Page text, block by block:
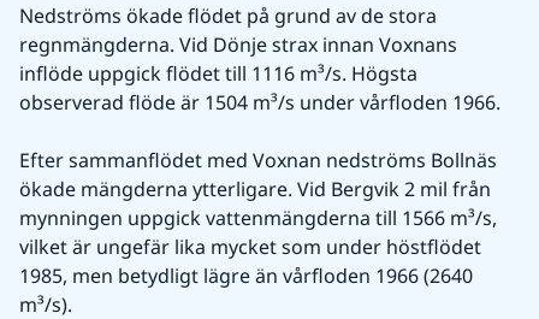
Nedströms ökade flödet på grund av de stora
regnmängderna. Vid Dönje strax innan Voxnans
inflöde uppgick flödet till 1116 m³/s. Högsta
observerad flöde är 1504 m³/s under vårfloden 1966.
Efter sammanflödet med Voxnan nedströms Bollnäs
ökade mängderna ytterligare. Vid Bergvik 2 mil från
mynningen uppgick vattenmängderna till 1566 m³/s,
vilket är ungefär lika mycket som under höstflödet
1985, men betydligt lägre än vårfloden 1966 (2640
m³/s).